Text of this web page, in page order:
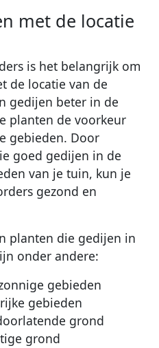
met de locatie
is het belangrijk om
de locatie van de
gedijen beter in de
planten de voorkeur
gebieden. Door
goed gedijen in de
van je tuin, kun je
gezond en
planten die gedijen in
onder andere:
gebieden
gebieden
grond
grond